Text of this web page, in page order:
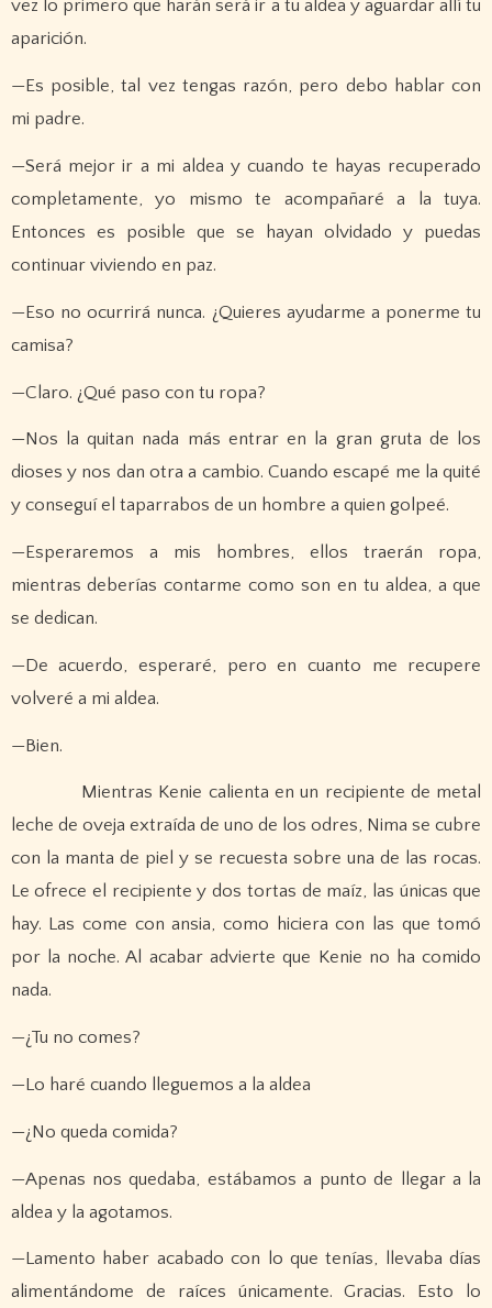
vez lo primero que harán será ir a tu aldea y aguardar allí tu
aparición.
—Es posible, tal vez tengas razón, pero debo hablar con
mi padre.
—Será mejor ir a mi aldea y cuando te hayas recuperado
completamente, yo mismo te acompañaré a la tuya.
Entonces es posible que se hayan olvidado y puedas
continuar viviendo en paz.
—Eso no ocurrirá nunca. ¿Quieres ayudarme a ponerme tu
camisa?
—Claro. ¿Qué paso con tu ropa?
—Nos la quitan nada más entrar en la gran gruta de los
dioses y nos dan otra a cambio. Cuando escapé me la quité
y conseguí el taparrabos de un hombre a quien golpeé.
—Esperaremos a mis hombres, ellos traerán ropa,
mientras deberías contarme como son en tu aldea, a que
se dedican.
—De acuerdo, esperaré, pero en cuanto me recupere
volveré a mi aldea.
—Bien.
Mientras Kenie calienta en un recipiente de metal
leche de oveja extraída de uno de los odres, Nima se cubre
con la manta de piel y se recuesta sobre una de las rocas.
Le ofrece el recipiente y dos tortas de maíz, las únicas que
hay. Las come con ansia, como hiciera con las que tomó
por la noche. Al acabar advierte que Kenie no ha comido
nada.
—¿Tu no comes?
—Lo haré cuando lleguemos a la aldea
—¿No queda comida?
—Apenas nos quedaba, estábamos a punto de llegar a la
aldea y la agotamos.
—Lamento haber acabado con lo que tenías, llevaba días
alimentándome de raíces únicamente. Gracias. Esto lo